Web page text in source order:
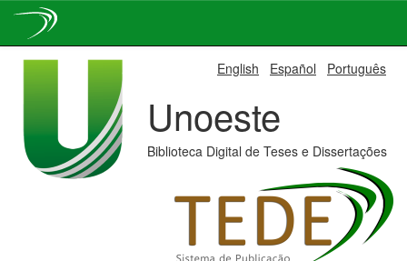
English Español Português
Unoeste
Biblioteca Digital de Teses e Dissertações